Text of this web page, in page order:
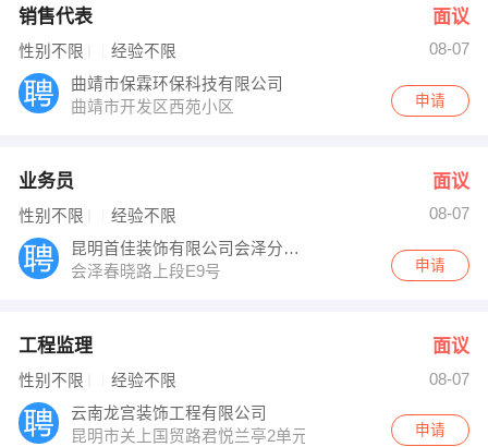
销售代表 面议
性别不限 经验不限
08-07
曲靖市保霖环保科技有限公司
曲靖市开发区西苑小区
申请
业务员 面议
性别不限 经验不限
08-07
昆明首佳装饰有限公司会泽分公司
会泽春晓路上段E9号
申请
工程监理 面议
性别不限 经验不限
08-07
云南龙宫装饰工程有限公司
昆明市关上国贸路君悦兰亭2单元3层6号
申请